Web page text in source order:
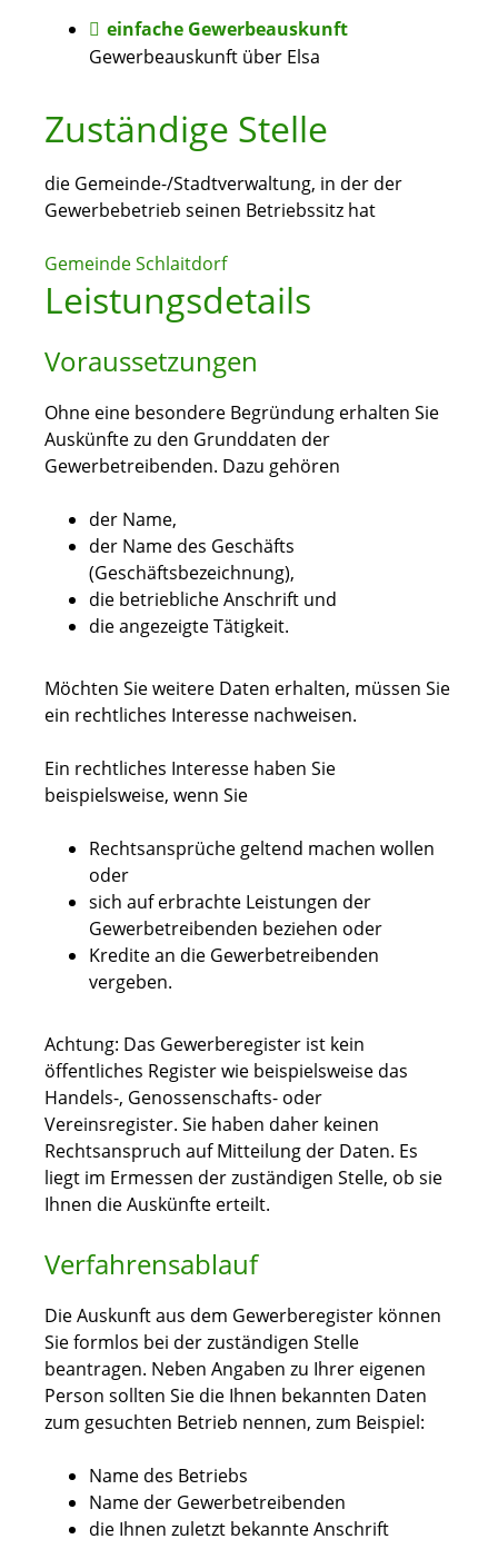
einfache Gewerbeauskunft
Gewerbeauskunft über Elsa
Zuständige Stelle
die Gemeinde-/Stadtverwaltung, in der der
Gewerbebetrieb seinen Betriebssitz hat
Gemeinde Schlaitdorf
Leistungsdetails
Voraussetzungen
Ohne eine besondere Begründung erhalten Sie
Auskünfte zu den Grunddaten der
Gewerbetreibenden. Dazu gehören
der Name,
der Name des Geschäfts
(Geschäftsbezeichnung),
die betriebliche Anschrift und
die angezeigte Tätigkeit.
Möchten Sie weitere Daten erhalten, müssen Sie
ein rechtliches Interesse nachweisen.
Ein rechtliches Interesse haben Sie
beispielsweise, wenn Sie
Rechtsansprüche geltend machen wollen
oder
sich auf erbrachte Leistungen der
Gewerbetreibenden beziehen oder
Kredite an die Gewerbetreibenden
vergeben.
Achtung: Das Gewerberegister ist kein
öffentliches Register wie beispielsweise das
Handels-, Genossenschafts- oder
Vereinsregister. Sie haben daher keinen
Rechtsanspruch auf Mitteilung der Daten. Es
liegt im Ermessen der zuständigen Stelle, ob sie
Ihnen die Auskünfte erteilt.
Verfahrensablauf
Die Auskunft aus dem Gewerberegister können
Sie formlos bei der zuständigen Stelle
beantragen. Neben Angaben zu Ihrer eigenen
Person sollten Sie die Ihnen bekannten Daten
zum gesuchten Betrieb nennen, zum Beispiel:
Name des Betriebs
Name der Gewerbetreibenden
die Ihnen zuletzt bekannte Anschrift